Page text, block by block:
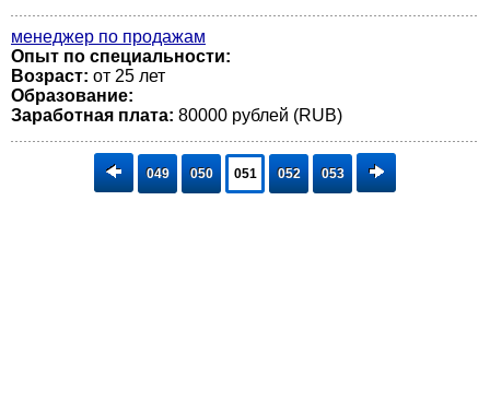
менеджер по продажам
Опыт по специальности:
Возраст: от 25 лет
Образование:
Заработная плата: 80000 рублей (RUB)
049 050 051 052 053